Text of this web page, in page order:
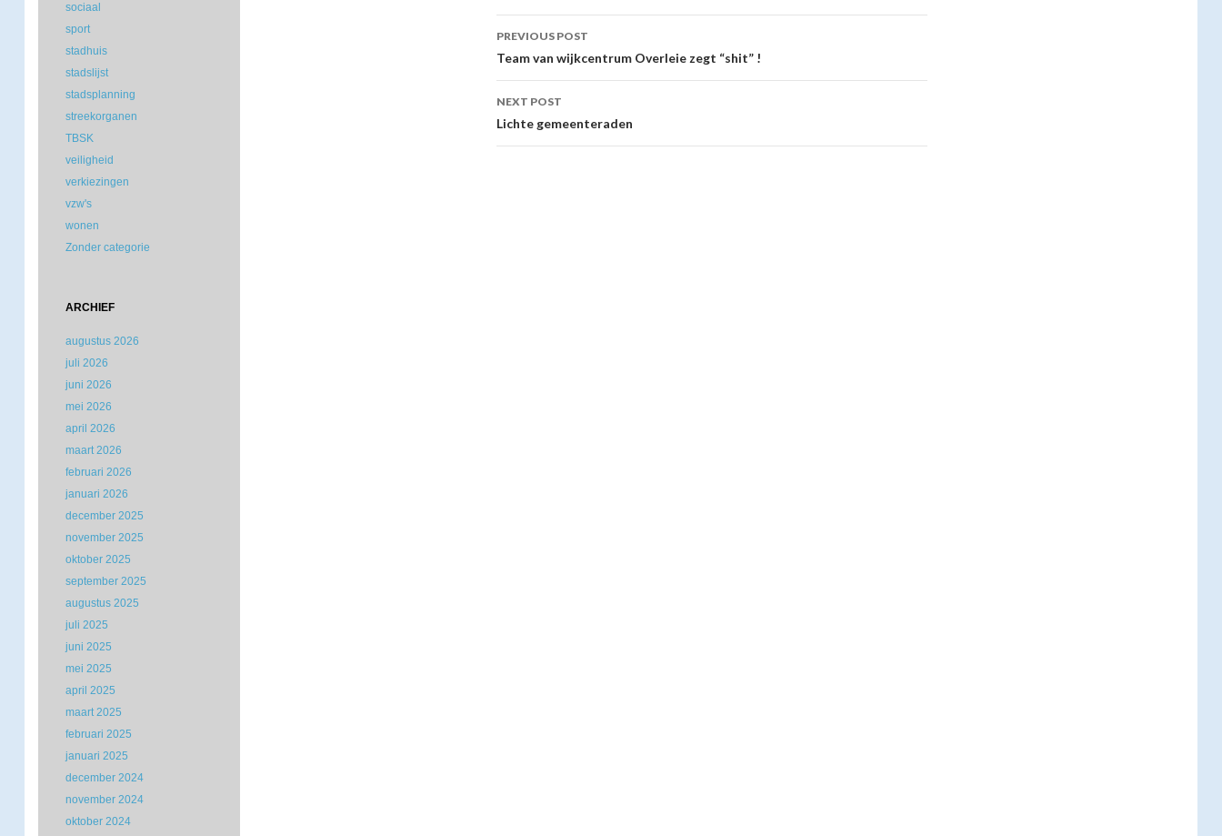
Post
navigation
PREVIOUS POST
Team van wijkcentrum Overleie zegt “shit” !
NEXT POST
Lichte gemeenteraden
sociaal
sport
stadhuis
stadslijst
stadsplanning
streekorganen
TBSK
veiligheid
verkiezingen
vzw's
wonen
Zonder categorie
ARCHIEF
augustus 2026
juli 2026
juni 2026
mei 2026
april 2026
maart 2026
februari 2026
januari 2026
december 2025
november 2025
oktober 2025
september 2025
augustus 2025
juli 2025
juni 2025
mei 2025
april 2025
maart 2025
februari 2025
januari 2025
december 2024
november 2024
oktober 2024